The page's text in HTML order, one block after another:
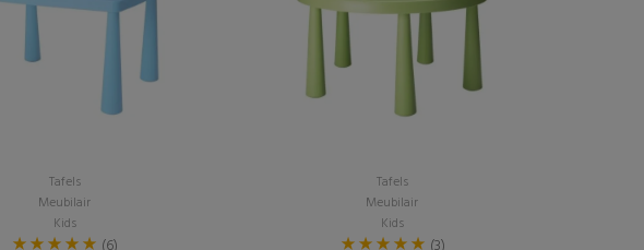
Tafels
Meubilair
Kids
Tafels
Meubilair
Kids